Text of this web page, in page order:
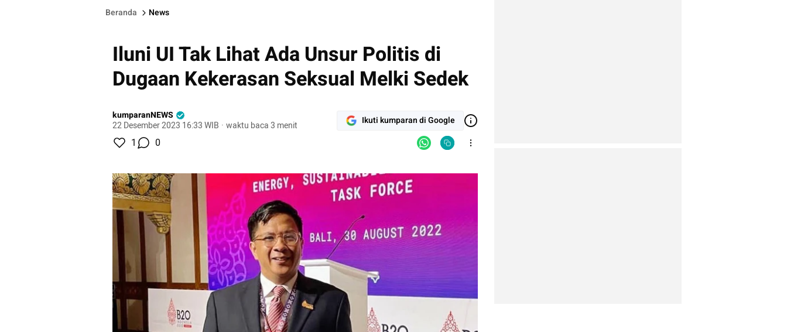
Beranda News
Iluni UI Tak Lihat Ada Unsur Politis di
Dugaan Kekerasan Seksual Melki Sedek
kumparanNEWS
22 Desember 2023 16:33 WIB · waktu baca 3 menit Ikuti kumparan di Google
1 0